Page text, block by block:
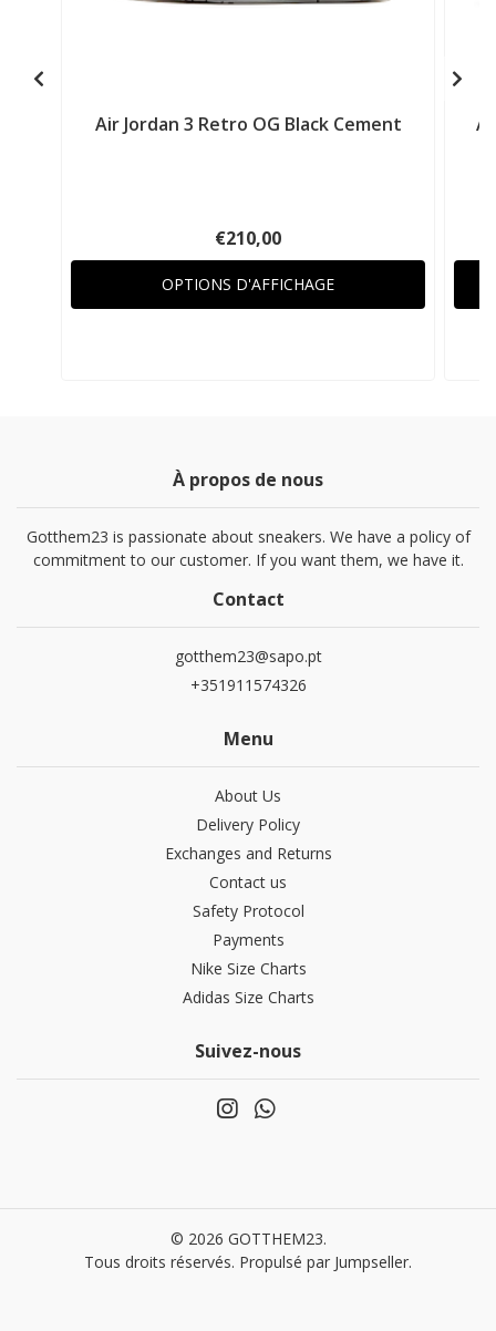
Air Jordan 3 Retro OG Black Cement
€210,00
OPTIONS D'AFFICHAGE
À propos de nous
Gotthem23 is passionate about sneakers. We have a policy of
commitment to our customer. If you want them, we have it.
Contact
gotthem23@sapo.pt
+351911574326
Menu
About Us
Delivery Policy
Exchanges and Returns
Contact us
Safety Protocol
Payments
Nike Size Charts
Adidas Size Charts
Suivez-nous
© 2026 GOTTHEM23.
Tous droits réservés. Propulsé par Jumpseller.